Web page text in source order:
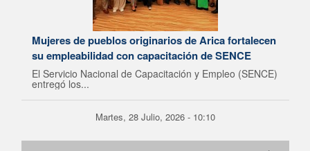
Mujeres de pueblos originarios de Arica fortalecen
su empleabilidad con capacitación de SENCE
El Servicio Nacional de Capacitación y Empleo (SENCE)
entregó los...
Martes, 28 Julio, 2026 - 10:10